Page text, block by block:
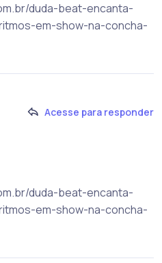
duda-beat-encanta-
em-show-na-concha-
Acesse para responder
duda-beat-encanta-
em-show-na-concha-